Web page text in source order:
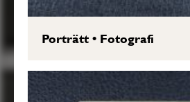
Porträtt• Fotografi